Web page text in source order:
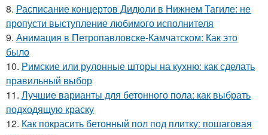
8. Расписание концертов Дидюли в Нижнем Тагиле: не
пропусти выступление любимого исполнителя
9. Анимация в Петропавловске-Камчатском: Как это
было
10. Римские или рулонные шторы на кухню: как сделать
правильный выбор
11. Лучшие варианты для бетонного пола: как выбрать
подходящую краску
12. Как покрасить бетонный пол под плитку: пошаговая